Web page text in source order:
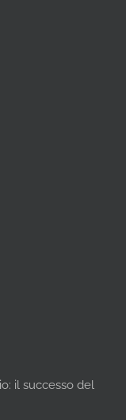
il successo del